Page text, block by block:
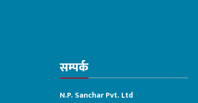
सम्पर्क
N.P. Sanchar Pvt. Ltd